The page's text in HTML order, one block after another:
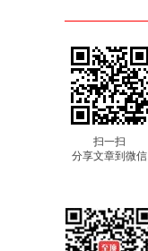
扫一扫
分享文章到微信